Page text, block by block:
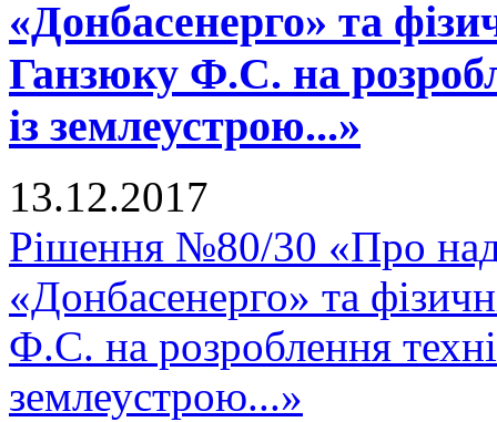
«Донбасенерго» та
Ганзюку Ф.С. на
із землеустрою...»
13.12.2017
Рішення №80/30 «Про
«Донбасенерго» та
Ф.С. на розроблення
землеустрою...»